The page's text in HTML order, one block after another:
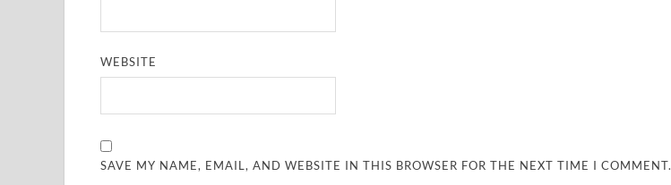
WEBSITE
SAVE MY NAME, EMAIL, AND WEBSITE IN THIS BROWSER FOR THE NEXT TIME I COMMENT.